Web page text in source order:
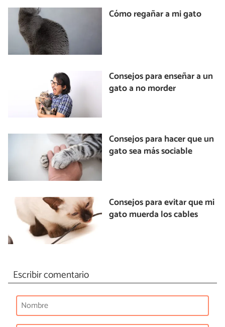
Cómo regañar a mi gato
Consejos para enseñar a un
gato a no morder
Consejos para hacer que un
gato sea más sociable
Consejos para evitar que mi
gato muerda los cables
Escribir comentario